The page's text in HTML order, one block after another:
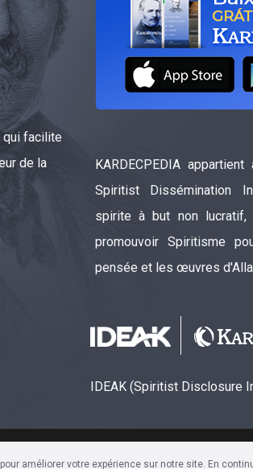
qui facilite
de la
KARDECPEDIA
Spiritist Dissémination
spirite à but non
promouvoir Spiritisme
pensée et les œuvres
IDEAK (Spiritist Disclosure
améliorer votre expérience sur notre site. En